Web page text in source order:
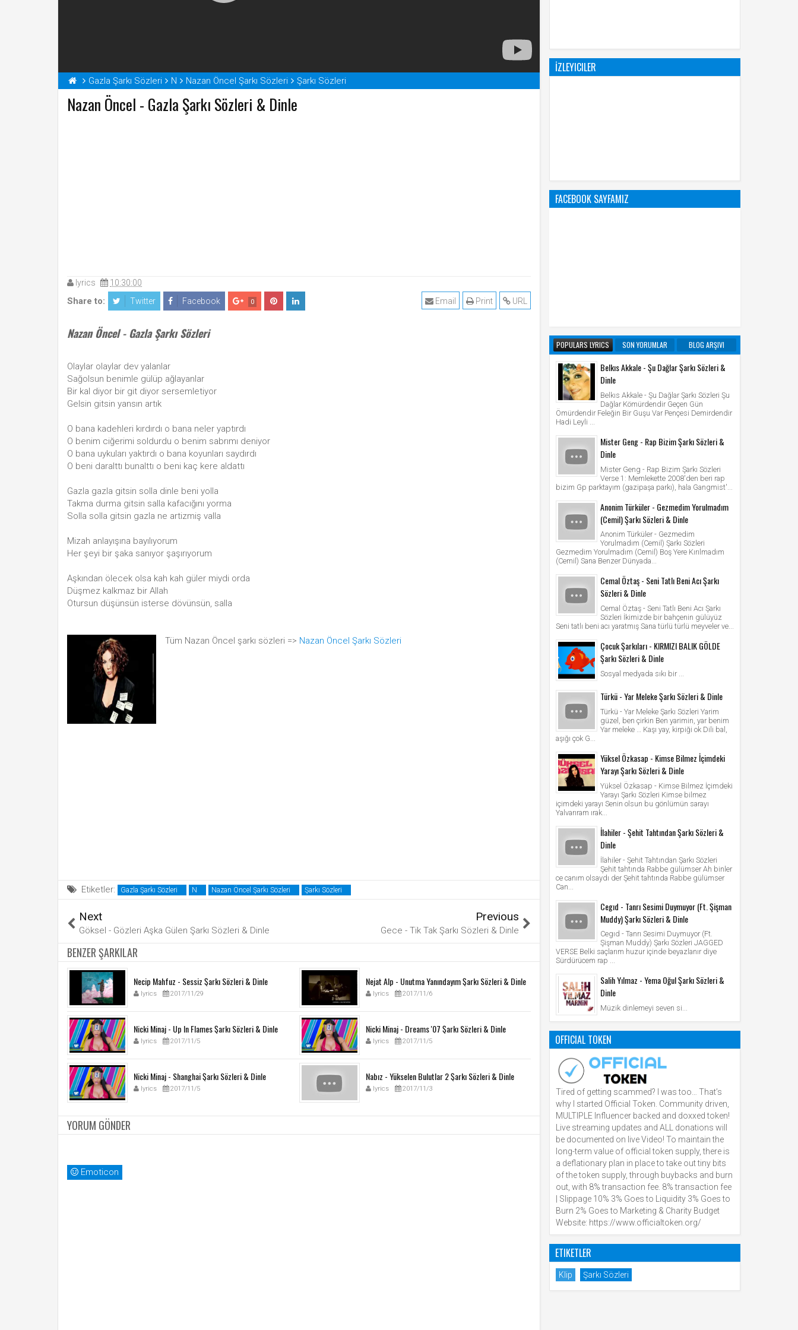
Gazla Şarkı Sözleri N Nazan Öncel Şarkı Sözleri Şarkı Sözleri
Nazan Öncel - Gazla Şarkı Sözleri & Dinle
lyrics 10:30:00
Share to: Twitter Facebook 0 URL
Print
Email
Nazan Öncel - Gazla Şarkı Sözleri
Olaylar olaylar dev yalanlar
Sağolsun benimle gülüp ağlayanlar
Bir kal diyor bir git diyor sersemletiyor
Gelsin gitsin yansın artık
O bana kadehleri kırdırdı o bana neler yaptırdı
O benim ciğerimi soldurdu o benim sabrımı deniyor
O bana uykuları yaktırdı o bana koyunları saydırdı
O beni daralttı bunalttı o beni kaç kere aldattı
Gazla gazla gitsin solla dinle beni yolla
Takma durma gitsin salla kafacığını yorma
Solla solla gitsin gazla ne artizmiş valla
Mizah anlayışına bayılıyorum
Her şeyi bir şaka sanıyor şaşırıyorum
Aşkından ölecek olsa kah kah güler miydi orda
Düşmez kalkmaz bir Allah
Otursun düşünsün isterse dövünsün, salla
Tüm Nazan Öncel şarkı sözleri => Nazan Öncel Şarkı Sözleri
Etiketler: Gazla Şarkı Sözleri N Nazan Öncel Şarkı Sözleri Şarkı Sözleri
Next
Göksel - Gözleri Aşka Gülen Şarkı Sözleri & Dinle
Previous
Gece - Tik Tak Şarkı Sözleri & Dinle
BENZER ŞARKILAR
Necip Mahfuz - Sessiz Şarkı Sözleri & Dinle
lyrics 2017/11/29
Nejat Alp - Unutma Yanındayım Şarkı Sözleri & Dinle
lyrics 2017/11/6
Nicki Minaj - Up In Flames Şarkı Sözleri & Dinle
lyrics 2017/11/5
Nicki Minaj - Dreams '07 Şarkı Sözleri & Dinle
lyrics 2017/11/5
Nicki Minaj - Shanghai Şarkı Sözleri & Dinle
lyrics 2017/11/5
Nabız - Yükselen Bulutlar 2 Şarkı Sözleri & Dinle
lyrics 2017/11/3
YORUM GÖNDER
Emoticon
İZLEYICILER
FACEBOOK SAYFAMIZ
POPULARS LYRICS SON YORUMLAR BLOG ARŞIVI
Belkıs Akkale - Şu Dağlar Şarkı Sözleri &
Dinle
Belkıs Akkale - Şu Dağlar Şarkı Sözleri Şu
Dağlar Kömürdendir Geçen Gün
Ömürdendir Feleğin Bir Guşu Var Pençesi Demirdendir
Hadi Leyli ...
Mister Geng - Rap Bizim Şarkı Sözleri &
Dinle
Mister Geng - Rap Bizim Şarkı Sözleri
Verse 1: Memlekette 2008'den beri rap
bizim Gp parktayım (gazipaşa parkı), hala Gangmist'...
Anonim Türküler - Gezmedim Yorulmadım
(Cemil) Şarkı Sözleri & Dinle
Anonim Türküler - Gezmedim
Yorulmadım (Cemil) Şarkı Sözleri
Gezmedim Yorulmadım (Cemil) Boş Yere Kırılmadım
(Cemil) Sana Benzer Dünyada...
Cemal Öztaş - Seni Tatlı Beni Acı Şarkı
Sözleri & Dinle
Cemal Öztaş - Seni Tatlı Beni Acı Şarkı
Sözleri İkimizde bir bahçenin gülüyüz
Seni tatlı beni acı yaratmış Sana türlü türlü meyveler ve...
Çocuk Şarkıları - KIRMIZI BALIK GÖLDE
Şarkı Sözleri & Dinle
Sosyal medyada sıkı bir ...
Türkü - Yar Meleke Şarkı Sözleri & Dinle
Türkü - Yar Meleke Şarkı Sözleri Yarim
güzel, ben çirkin Ben yarimin, yar benim
Yar meleke … Kaşı yay, kirpiği ok Dili bal,
aşığı çok G...
Yüksel Özkasap - Kimse Bilmez İçimdeki
Yarayı Şarkı Sözleri & Dinle
Yüksel Özkasap - Kimse Bilmez İçimdeki
Yarayı Şarkı Sözleri Kimse bilmez
içimdeki yarayı Senin olsun bu gönlümün sarayı
Yalvarıram ırak...
İlahiler - Şehit Tahtından Şarkı Sözleri &
Dinle
İlahiler - Şehit Tahtından Şarkı Sözleri
Şehit tahtında Rabbe gülümser Ah binler
ce canım olsaydı der Şehit tahtında Rabbe gülümser
Can...
Cegıd - Tanrı Sesimi Duymuyor (Ft. Şişman
Muddy) Şarkı Sözleri & Dinle
Cegıd - Tanrı Sesimi Duymuyor (Ft.
Şişman Muddy) Şarkı Sözleri JAGGED
VERSE Belki saçlarım huzur içinde beyazlanır diye
Sürdürücem rap ...
Salih Yılmaz - Yema Oğul Şarkı Sözleri &
Dinle
Müzik dinlemeyi seven si...
OFFICIAL TOKEN
Tired of getting scammed? I was too… That’s
why I started Official Token. Community driven,
MULTIPLE Influencer backed and doxxed token!
Live streaming updates and ALL donations will
be documented on live Video! To maintain the
long-term value of official token supply, there is
a deflationary plan in place to take out tiny bits
of the token supply, through buybacks and burn
out, with 8% transaction fee. 8% transaction fee
| Slippage 10% 3% Goes to Liquidity 3% Goes to
Burn 2% Goes to Marketing & Charity Budget
Website: https://www.officialtoken.org/
ETIKETLER
Klip Şarkı Sözleri